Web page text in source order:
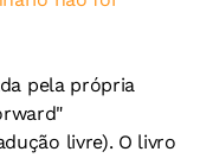
pela própria
livre). O livro